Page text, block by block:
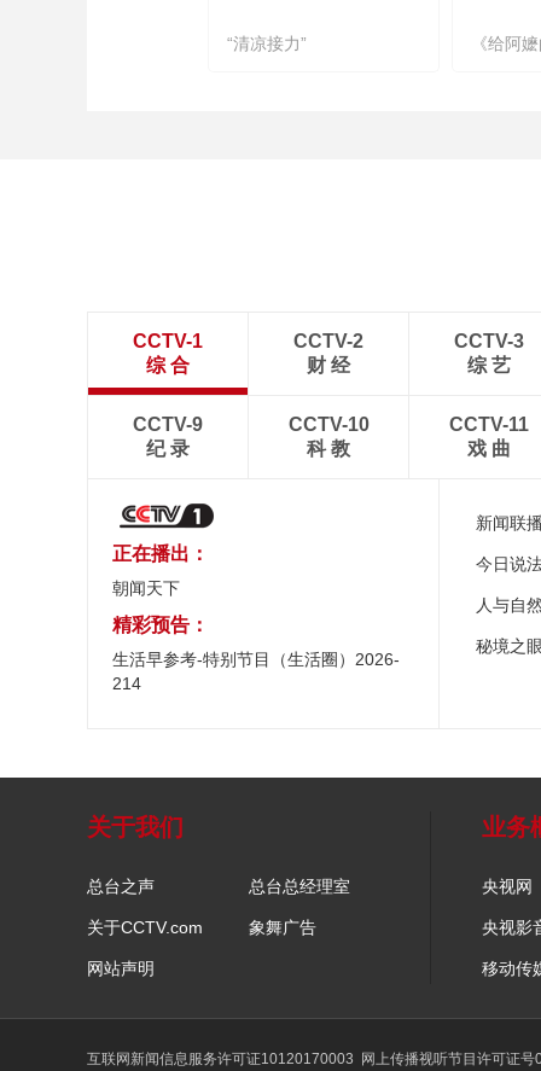
“清凉接力” 《给阿
CCTV-1
综 合
CCTV-2
财 经
CCTV-3
综 艺
CCTV-9
纪 录
CCTV-10
科 教
CCTV-11
戏 曲
正在播出：
朝闻天下
精彩预告：
生活早参考-特别节目（生活圈）2026-
214
新闻联
今日说
人与自
秘境之
关于我们
总台之声 总台总经理室
关于CCTV.com 象舞广告
网站声明
业务
央视网
央视影
移动传
互联网新闻信息服务许可证10120170003 网上传播视听节目许可证